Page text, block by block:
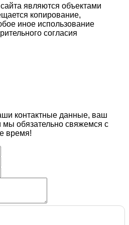
являются объектами
копирование,
иное использование
согласия
контактные данные, ваш
обязательно свяжемся с
время!